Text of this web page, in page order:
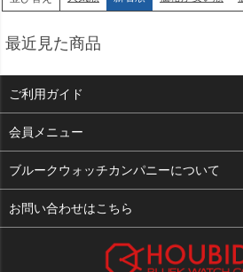
最近見た商品
ご利用ガイド
よくある質問
支払い・送料
お客様の声
会員メニュー
ログイン
お気に入り
ブルークウォッチカンパニーについて
会社概要
お問い合わせはこちら